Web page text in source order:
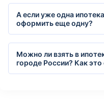
А если уже одна
оформить еще одну?
Можно ли взять в
городе России? Как это